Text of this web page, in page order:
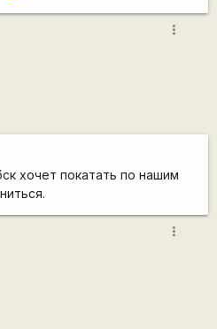
more_vert
хочет покатать по нашим
more_vert